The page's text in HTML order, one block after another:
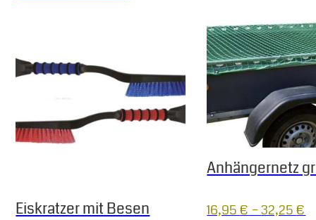
Eiskratzer mit Besen
Anhängernetz
16,95€ –32,25€